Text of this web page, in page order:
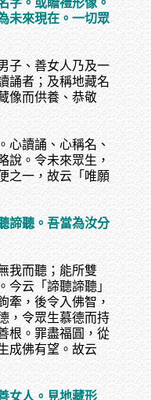
字。或瞻禮形像。
未來現在。一切眾
子、善女人乃及一
誦者；及稱地藏名
像而供養、恭敬
心讀誦、心稱名、
說。令未來眾生，
之一，故云「唯願
諦聽。吾當為汝分
我而聽；能所雙
今云「諦聽諦聽」
牽，後令入佛智，
，令眾生慕德而持
根。罪盡福圓，從
成佛有望。故云
女人。見地藏形